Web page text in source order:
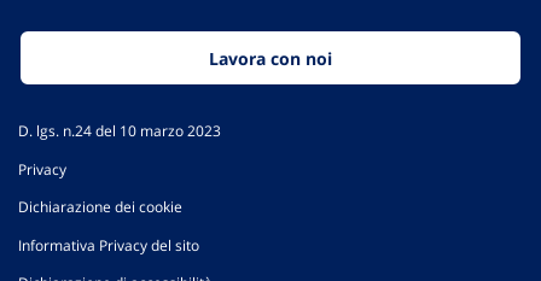
Lavora con noi
D. lgs. n.24 del 10 marzo 2023
Privacy
Dichiarazione dei cookie
Informativa Privacy del sito